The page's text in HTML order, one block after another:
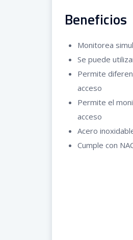
Beneficios
Monitorea
Se puede
Permite
acceso
Permite el
acceso
Acero
Cumple con